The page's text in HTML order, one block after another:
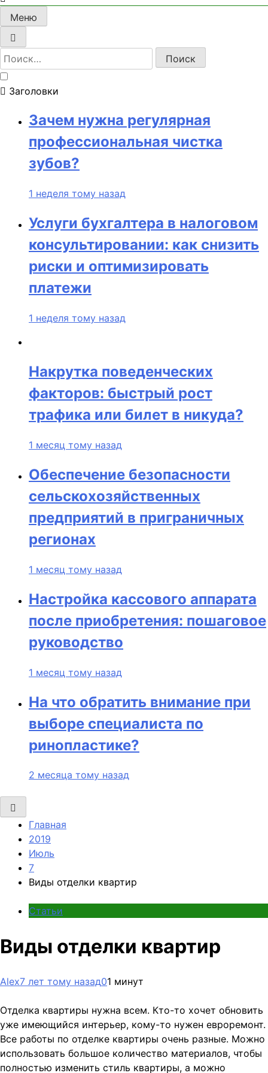
Меню
Найти:
Заголовки
Зачем нужна регулярная
профессиональная чистка
зубов?
1 неделя тому назад
Услуги бухгалтера в налоговом
консультировании: как снизить
риски и оптимизировать
платежи
1 неделя тому назад
Накрутка поведенческих
факторов: быстрый рост
трафика или билет в никуда?
1 месяц тому назад
Обеспечение безопасности
сельскохозяйственных
предприятий в приграничных
регионах
1 месяц тому назад
Настройка кассового аппарата
после приобретения: пошаговое
руководство
1 месяц тому назад
На что обратить внимание при
выборе специалиста по
ринопластике?
2 месяца тому назад
Главная
2019
Июль
7
Виды отделки квартир
Статьи
Виды отделки квартир
Alex7 лет тому назад01 минут
Отделка квартиры нужна всем. Кто-то хочет обновить
уже имеющийся интерьер, кому-то нужен евроремонт.
Все работы по отделке квартиры очень разные. Можно
использовать большое количество материалов, чтобы
полностью изменить стиль квартиры, а можно